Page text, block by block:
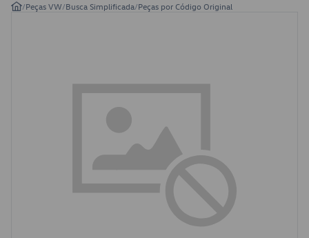
/Peças VW/Busca Simplificada/Peças por Código Original